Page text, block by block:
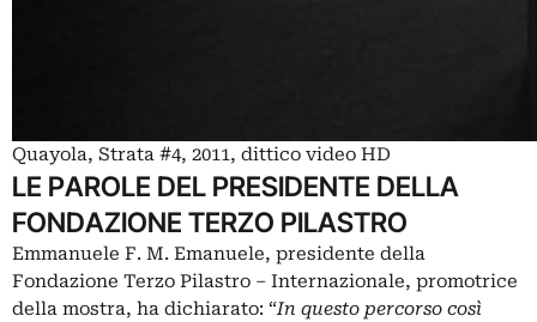
Quayola, Strata #4, 2011, dittico video HD
LE PAROLE DEL PRESIDENTE DELLA
FONDAZIONE TERZO PILASTRO
Emmanuele F. M. Emanuele, presidente della
Fondazione Terzo Pilastro – Internazionale, promotrice
della mostra, ha dichiarato: “In questo percorso così